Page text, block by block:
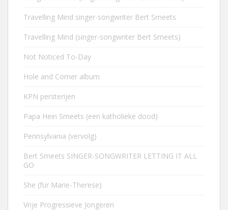
Travelling Mind singer-songwriter Bert Smeets
Travelling Mind (singer-songwriter Bert Smeets)
Not Noticed To-Day
Hole and Corner album
KPN persterijen
Papa Hein Smeets (een katholieke dood)
Pennsylvania (vervolg)
Bert Smeets SINGER-SONGWRITER LETTING IT ALL
GO
She (für Marie-Therese)
Vrije Progressieve Jongeren